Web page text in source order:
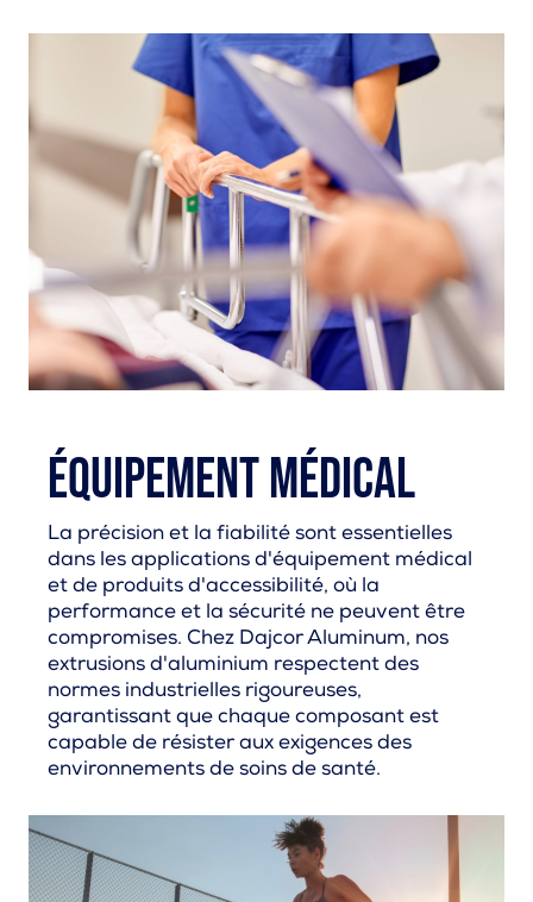
Équipement médical
La précision et la fiabilité sont essentielles
dans les applications d'équipement médical
et de produits d'accessibilité, où la
performance et la sécurité ne peuvent être
compromises. Chez Dajcor Aluminum, nos
extrusions d'aluminium respectent des
normes industrielles rigoureuses,
garantissant que chaque composant est
capable de résister aux exigences des
environnements de soins de santé.